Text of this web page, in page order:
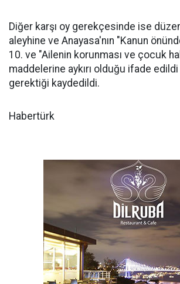
Diğer karşı oy gerekçesinde ise
aleyhine ve Anayasa'nın "Kanun
10. ve "Ailenin korunması ve çocuk
maddelerine aykırı olduğu ifade
gerektiği kaydedildi.
Habertürk